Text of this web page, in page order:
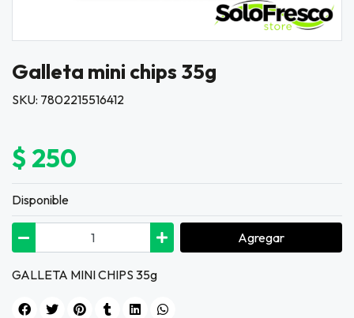
Galleta mini chips 35g
SKU: 7802215516412
$ 250
Disponible
Agregar
GALLETA MINI CHIPS 35g